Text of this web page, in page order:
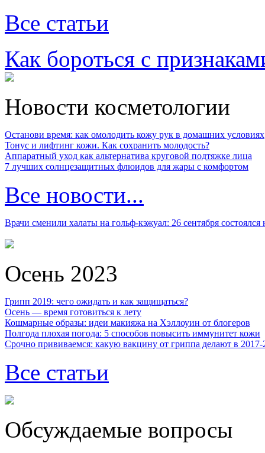
Все статьи
Как бороться с
Новости косметологии
Останови время: как омолодить кожу рук в домашних условиях
Тонус и лифтинг кожи. Как сохранить молодость?
Аппаратный уход как альтернатива круговой подтяжке лица
7 лучших солнцезащитных флюидов для жары с комфортом
Все новости...
Врачи сменили халаты на гольф-кэжуал: 26 сентября
Осень 2023
Грипп 2019: чего ожидать и как защищаться?
Осень — время готовиться к лету
Кошмарные образы: идеи макияжа на Хэллоуин от блогеров
Полгода плохая погода: 5 способов повысить иммунитет кожи
Срочно прививаемся: какую вакцину от гриппа делают в 2017-
Все статьи
Обсуждаемые вопросы